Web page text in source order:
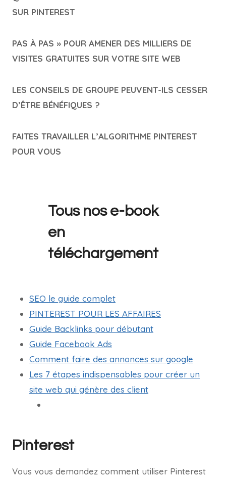
SUR PINTEREST
PAS À PAS » POUR AMENER DES MILLIERS DE
VISITES GRATUITES SUR VOTRE SITE WEB
LES CONSEILS DE GROUPE PEUVENT-ILS CESSER
D’ÊTRE BÉNÉFIQUES ?
FAITES TRAVAILLER L’ALGORITHME PINTEREST
POUR VOUS
Tous nos e-book
en
téléchargement
SEO le guide complet
PINTEREST POUR LES AFFAIRES
Guide Backlinks pour débutant
Guide Facebook Ads
Comment faire des annonces sur google
Les 7 étapes indispensables pour créer un
site web qui génère des client
Pinterest
Vous vous demandez comment utiliser Pinterest